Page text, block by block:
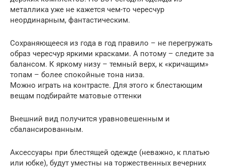
металлика уже не кажется чем-то чересчур
неординарным, фантастическим.
Сохраняющееся из года в год правило – не перегружать
образ чересчур яркими красками. А потому – следите за
балансом. К яркому низу – темный верх, к «кричащим»
топам – более спокойные тона низа.
Можно играть на контрасте. Для этого к блестающим
вещам подбирайте матовые оттенки
Внешний вид получится уравновешенным и
сбалансированным.
Аксессуары при блестящей одежде (неважно, к платью
или юбке), будут уместны на торжественных вечерних